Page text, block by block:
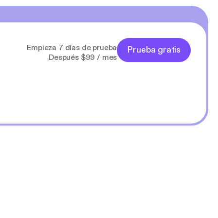
Empieza 7 días de prueba
Después $99 / mes
Prueba gratis